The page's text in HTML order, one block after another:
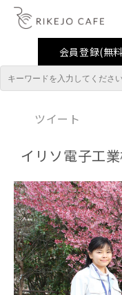
会員登録(無
イ
ツイート
イリソ電子工